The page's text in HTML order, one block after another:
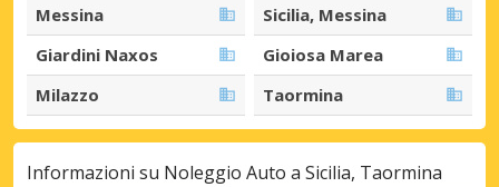
Messina
Sicilia, Messina
Giardini Naxos
Gioiosa Marea
Milazzo
Taormina
Informazioni su Noleggio Auto a Sicilia, Taormina